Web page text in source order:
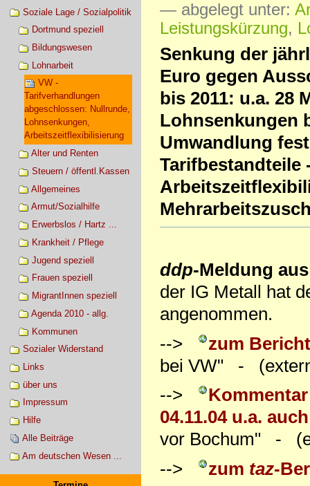
Soziale Lage / Sozialpolitik
Dortmund speziell
Bildungswesen
Lohnarbeit
VW -
Tarifverhandlungen
abgeschlossen: Nullrunde,
Lohnsenkungen,
Arbeitszeitflexibilisierung
Alter und Renten
Steuern / öffentl.Kassen
Allgemeines
Armut/Sozialhilfe
Erwerbslos / Hartz ...
Krankheit / Pflege
Jugend speziell
Frauen speziell
MigrantInnen speziell
Agenda 2010 - allg.
Kommunen
Sozialer Widerstand
Links
über uns
Impressum
Hilfe
Alle Beiträge
Am deutschen Wesen ...
— abgelegt unter:
Leistungskürzung,
Senkung der
Euro gegen
bis 2011: u.a. 28
Lohnsenkungen
Umwandlung
Tarifbestandteile
ddp-Meldung
der IG Metall hat
angenommen.
-->
zum
bei VW" -
-->
04.11.04 u.a.
vor Bochum" -
-->
zum taz-